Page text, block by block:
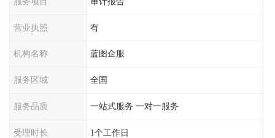
营业执照 有
机构名称 蓝图企服
服务区域 全国
服务品质 一站式服务 一对一服务
受理时长 1个工作日